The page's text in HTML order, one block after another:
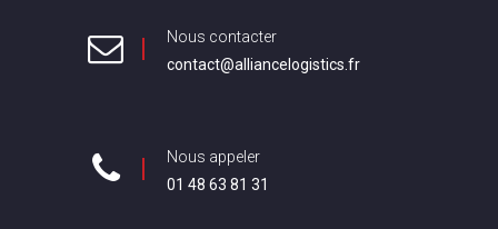
Nous contacter
contact@alliancelogistics.fr
Nous appeler
01 48 63 81 31